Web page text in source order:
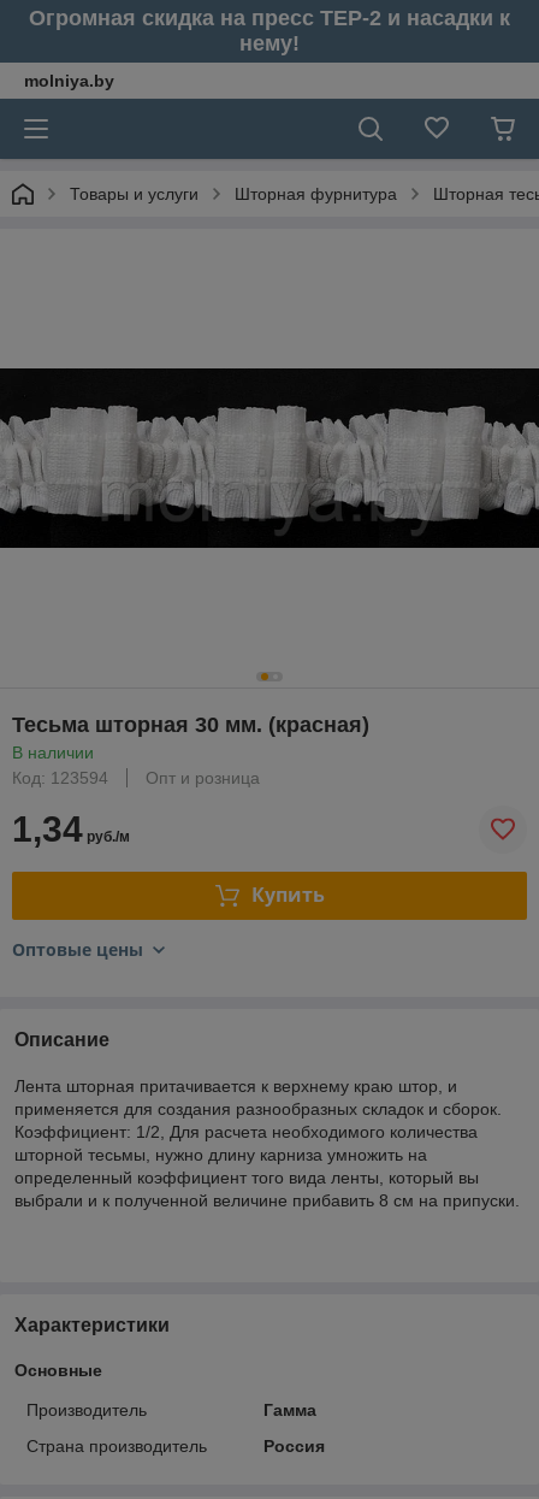
Огромная скидка на пресс ТЕР-2 и насадки к
нему!
molniya.by
Товары и услуги Шторная фурнитура Шторная
Тесьма шторная 30 мм. (красная)
В наличии
Код: 123594
Опт и розница
1,34 руб./м
Купить
Оптовые цены
Описание
Лента шторная притачивается к верхнему краю штор, и
применяется для создания разнообразных складок и сборок.
Коэффициент: 1/2, Для расчета необходимого количества
шторной тесьмы, нужно длину карниза умножить на
определенный коэффициент того вида ленты, который вы
выбрали и к полученной величине прибавить 8 см на припуски.
Характеристики
Основные
Производитель
Гамма
Страна производитель
Россия